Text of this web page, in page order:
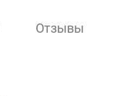
Отзывы